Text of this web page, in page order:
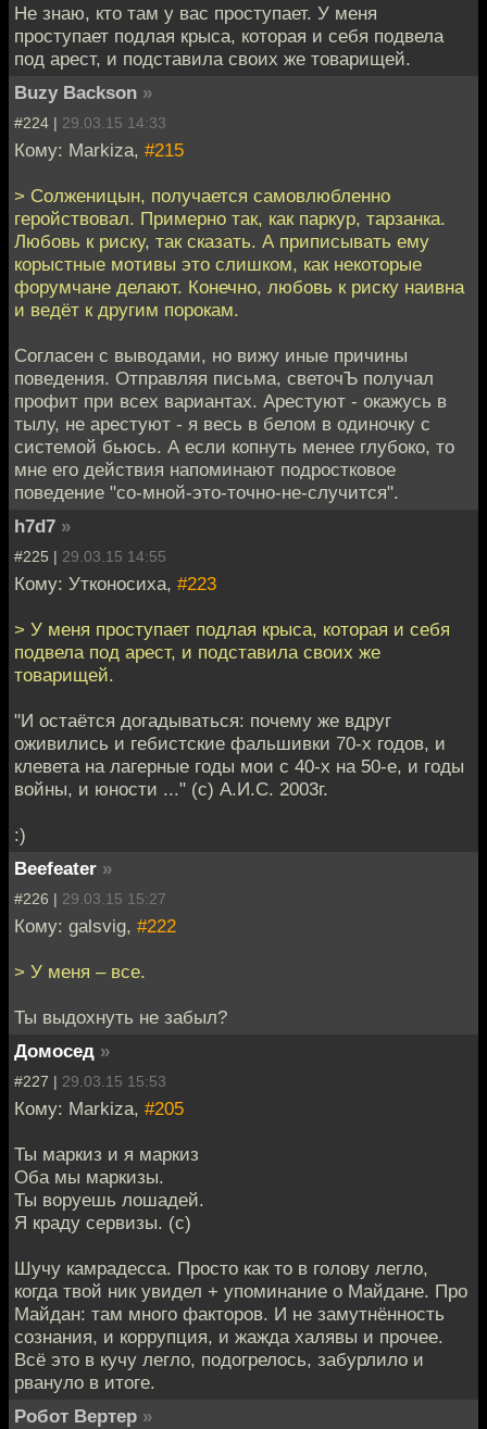
Не знаю, кто там у вас проступает. У меня
проступает подлая крыса, которая и себя подвела
под арест, и подставила своих же товарищей.
Buzy Backson »
#224 | 29.03.15 14:33
Кому: Markiza, #215
> Солженицын, получается самовлюбленно
геройствовал. Примерно так, как паркур, тарзанка.
Любовь к риску, так сказать. А приписывать ему
корыстные мотивы это слишком, как некоторые
форумчане делают. Конечно, любовь к риску наивна
и ведёт к другим порокам.
Согласен с выводами, но вижу иные причины
поведения. Отправляя письма, светочЪ получал
профит при всех вариантах. Арестуют - окажусь в
тылу, не арестуют - я весь в белом в одиночку с
системой бьюсь. А если копнуть менее глубоко, то
мне его действия напоминают подростковое
поведение "со-мной-это-точно-не-случится".
h7d7 »
#225 | 29.03.15 14:55
Кому: Утконосиха, #223
> У меня проступает подлая крыса, которая и себя
подвела под арест, и подставила своих же
товарищей.
"И остаётся догадываться: почему же вдруг
оживились и гебистские фальшивки 70-х годов, и
клевета на лагерные годы мои с 40-х на 50-е, и годы
войны, и юности ..." (c) А.И.С. 2003г.
:)
Beefeater »
#226 | 29.03.15 15:27
Кому: galsvig, #222
> У меня – все.
Ты выдохнуть не забыл?
Домосед »
#227 | 29.03.15 15:53
Кому: Markiza, #205
Ты маркиз и я маркиз
Оба мы маркизы.
Ты воруешь лошадей.
Я краду сервизы. (с)
Шучу камрадесса. Просто как то в голову легло,
когда твой ник увидел + упоминание о Майдане. Про
Майдан: там много факторов. И не замутнённость
сознания, и коррупция, и жажда халявы и прочее.
Всё это в кучу легло, подогрелось, забурлило и
рвануло в итоге.
Робот Вертер »